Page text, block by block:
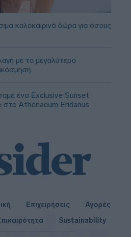
καλοκαιρινά δώρα για όσους
με το μεγαλύτερο
ένα Exclusive Sunset
στο Athenaeum Eridanus
Επιχειρήσεις
Αγορές
Sustainability